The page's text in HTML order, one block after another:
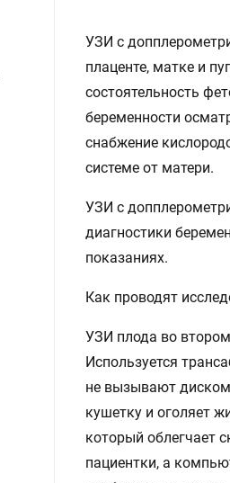
УЗИ с
плаценте, матке и
состоятельность
беременности
снабжение
системе от матери.
УЗИ с
диагностики
показаниях.
Как проводят
УЗИ плода во
Используется
не вызывают
кушетку и оголяет
который облегчает
пациентки, а